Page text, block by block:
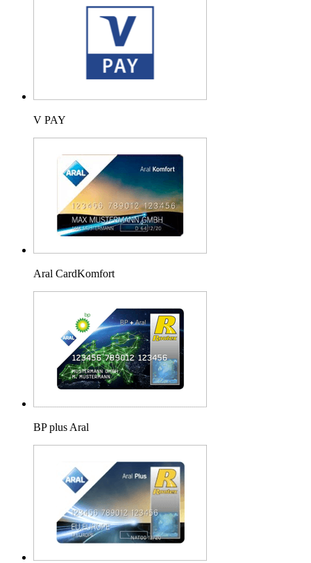
V PAY
Aral CardKomfort
BP plus Aral